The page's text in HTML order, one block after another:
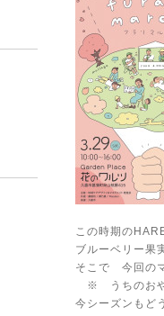
この時期の
ブルーベリー果
そこで 今回の
※ うちのおや
今シーズンもど